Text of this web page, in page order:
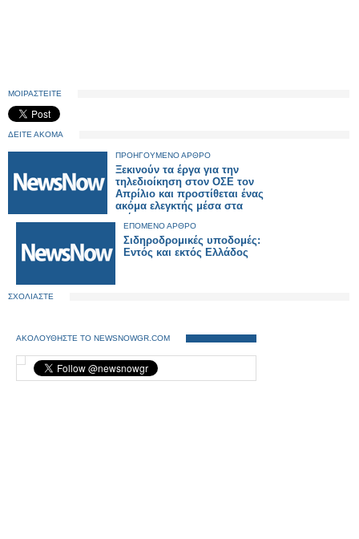
ΜΟΙΡΑΣΤΕΙΤΕ
ΔΕΙΤΕ ΑΚΟΜΑ
ΠΡΟΗΓΟΥΜΕΝΟ ΑΡΘΡΟ
Ξεκινούν τα έργα για την
τηλεδιοίκηση στον ΟΣΕ τον
Απρίλιο και προστίθεται ένας
ακόμα ελεγκτής μέσα στα
τρένα
ΕΠΟΜΕΝΟ ΑΡΘΡΟ
Σιδηροδρομικές υποδομές:
Εντός και εκτός Ελλάδος
ΣΧΟΛΙΑΣΤΕ
ΑΚΟΛΟΥΘΗΣΤΕ ΤΟ NEWSNOWGR.COM